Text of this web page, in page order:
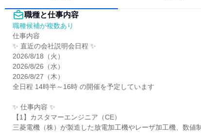
職種と仕事内容
職種候補が複数あり
仕事内容
✨ 直近の会社説明会日程 ✨
2026/8/18（火）
2026/8/26（水）
2026/8/27（木）
全日程 14時半～16時 の開催を予定しています
✨ 仕事内容 ✨
【1】カスタマーエンジニア（CE）
三菱電機（株）が製造した放電加工機やレーザ加工機、数値